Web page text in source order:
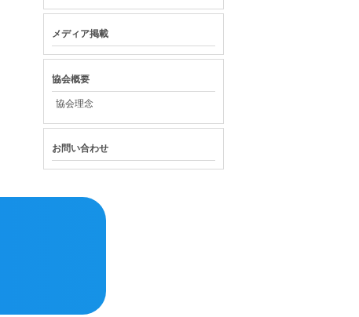
メディア掲載
協会概要
協会理念
お問い合わせ